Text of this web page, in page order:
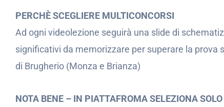
PERCHÈ SCEGLIERE MULTICONCORSI
Ad ogni videolezione seguirà una slide di
significativi da memorizzare per superare la prova
di Brugherio (Monza e Brianza)
NOTA BENE – IN PIATTAFROMA SELEZIONA